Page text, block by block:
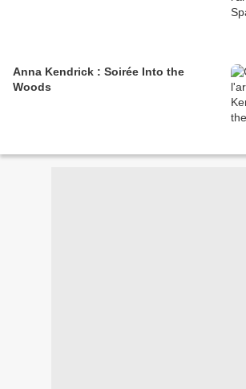
Anna Kendrick : Soirée Into the
Woods